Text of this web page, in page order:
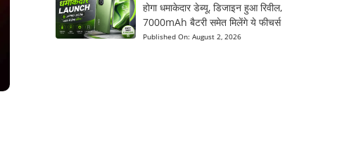
होगा धमाकेदार डेब्यू, डिजाइन हुआ रिवील,
7000mAh बैटरी समेत मिलेंगे ये फीचर्स
Published On:August 2, 2026